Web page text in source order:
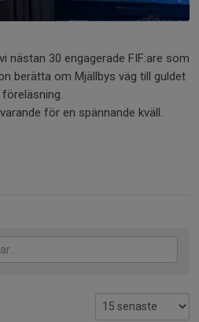
nästan 30 engagerade FIF:are som
berätta om Mjällbys väg till guldet
för en spännande kväll.